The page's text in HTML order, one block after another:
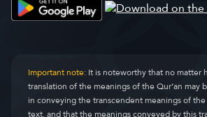
Important note:It is noteworthy that no matter
translation of the meanings of the Qur’an may
in conveying the transcendent meanings of